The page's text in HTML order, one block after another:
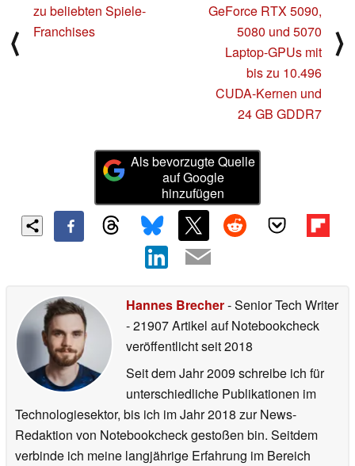
⟨
zu beliebten Spiele-
Franchises
GeForce RTX 5090,
5080 und 5070
Laptop-GPUs mit
bis zu 10.496
CUDA-Kernen und
24 GB GDDR7
⟩
Als bevorzugte Quelle
auf Google
hinzufügen
Hannes Brecher- Senior Tech Writer
- 21907 Artikel auf Notebookcheck
veröffentlichtseit 2018
Seit dem Jahr 2009 schreibe ich für
unterschiedliche Publikationen im
Technologiesektor, bis ich im Jahr 2018 zur News-
Redaktion von Notebookcheck gestoßen bin. Seitdem
verbinde ich meine langjährige Erfahrung im Bereich